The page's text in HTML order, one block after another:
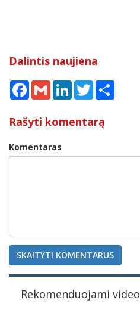
Dalintis naujiena
Facebook
Gmail LinkedInTwitter
Rašyti komentarą
Komentaras
SKAITYTI KOMENTARUS
Rekomenduojami video